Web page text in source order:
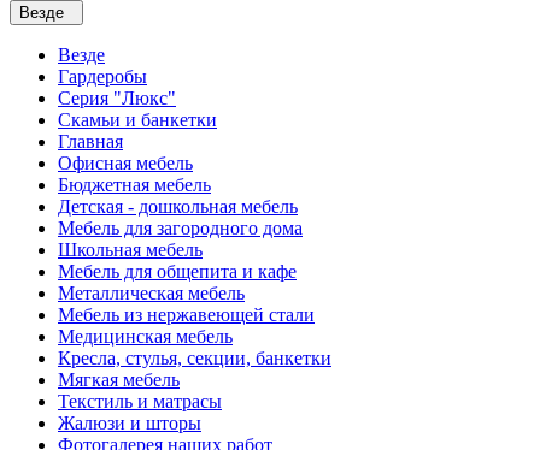
Везде
Везде
Гардеробы
Серия "Люкс"
Скамьи и банкетки
Главная
Офисная мебель
Бюджетная мебель
Детская - дошкольная мебель
Мебель для загородного дома
Школьная мебель
Мебель для общепита и кафе
Металлическая мебель
Мебель из нержавеющей стали
Медицинская мебель
Кресла, стулья, секции, банкетки
Мягкая мебель
Текстиль и матрасы
Жалюзи и шторы
Фотогалерея наших работ